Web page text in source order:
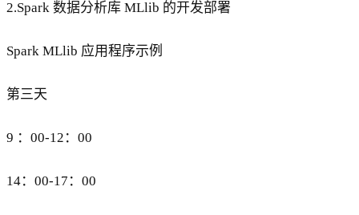
2.Spark 数据分析库 MLlib 的开发部署
Spark MLlib 应用程序示例
第三天
9 ：00-12：00
14：00-17：00